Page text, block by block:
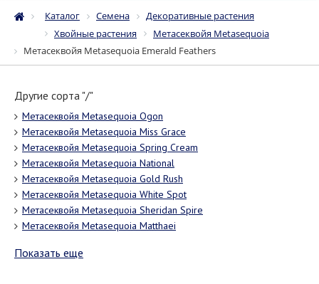
Каталог Семена
Декоративные растения
Хвойные растения
Метасеквойя Metasequoia
Метасеквойя Metasequoia Emerald Feathers
Другие сорта "/"
Метасеквойя Metasequoia Ogon
Метасеквойя Metasequoia Miss Grace
Метасеквойя Metasequoia Spring Cream
Метасеквойя Metasequoia National
Метасеквойя Metasequoia Gold Rush
Метасеквойя Metasequoia White Spot
Метасеквойя Metasequoia Sheridan Spire
Метасеквойя Metasequoia Matthaei
Показать еще